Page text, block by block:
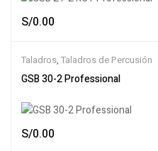
S/0.00
Taladros, Taladros de Percusión
GSB 30-2 Professional
S/0.00